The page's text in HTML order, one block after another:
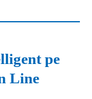
pe
Line